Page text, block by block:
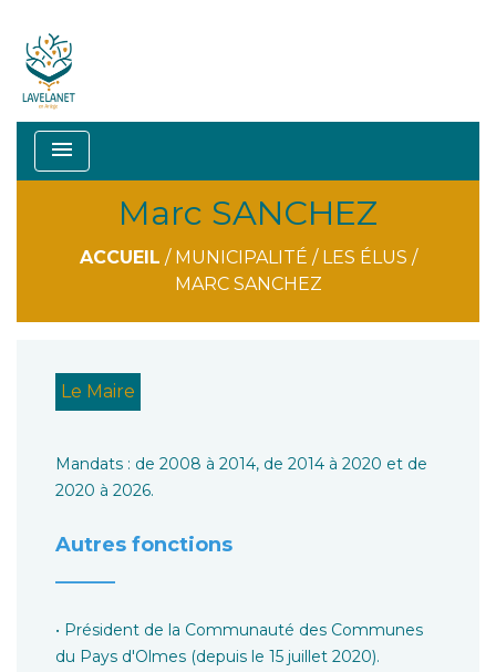
menu
Marc SANCHEZ
ACCUEIL / MUNICIPALITÉ / LES ÉLUS /
MARC SANCHEZ
Le Maire
Mandats : de 2008 à 2014, de 2014 à 2020 et de
2020 à 2026.
Autres fonctions
• Président de la Communauté des Communes
du Pays d'Olmes (depuis le 15 juillet 2020).